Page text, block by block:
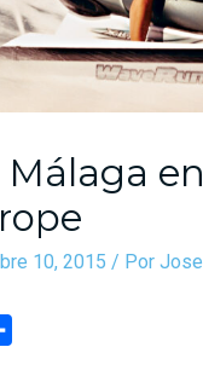
10, 2015 / Por